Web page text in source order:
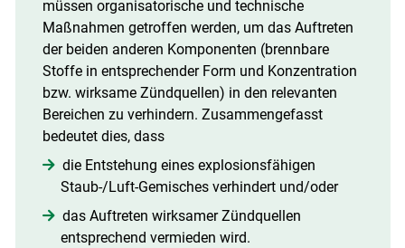
müssen organisatorische und technische
Maßnahmen getroffen werden, um das Auftreten
der beiden anderen Komponenten (brennbare
Stoffe in entsprechender Form und Konzentration
bzw. wirksame Zündquellen) in den relevanten
Bereichen zu verhindern. Zusammengefasst
bedeutet dies, dass
die Entstehung eines explosionsfähigen
Staub-/Luft-Gemisches verhindert und/oder
das Auftreten wirksamer Zündquellen
entsprechend vermieden wird.